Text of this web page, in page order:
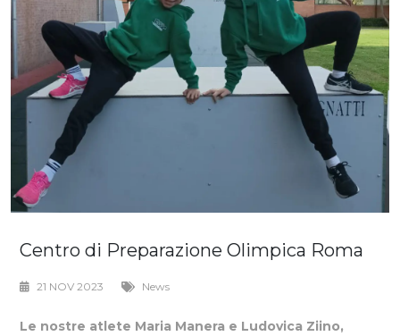
Centro di Preparazione Olimpica Roma
21 NOV 2023 News
Le nostre atlete Maria Manera e Ludovica Ziino,